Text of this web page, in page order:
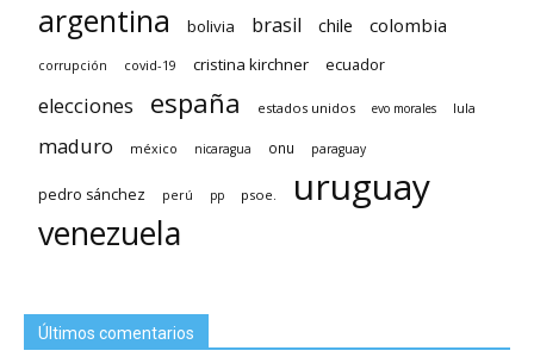
argentina bolivia brasil chile colombia
corrupción covid-19 cristina kirchner ecuador
elecciones españa estados unidos evo morales lula
maduro méxico nicaragua onu paraguay
pedro sánchez perú pp psoe. uruguay
venezuela
Últimos comentarios